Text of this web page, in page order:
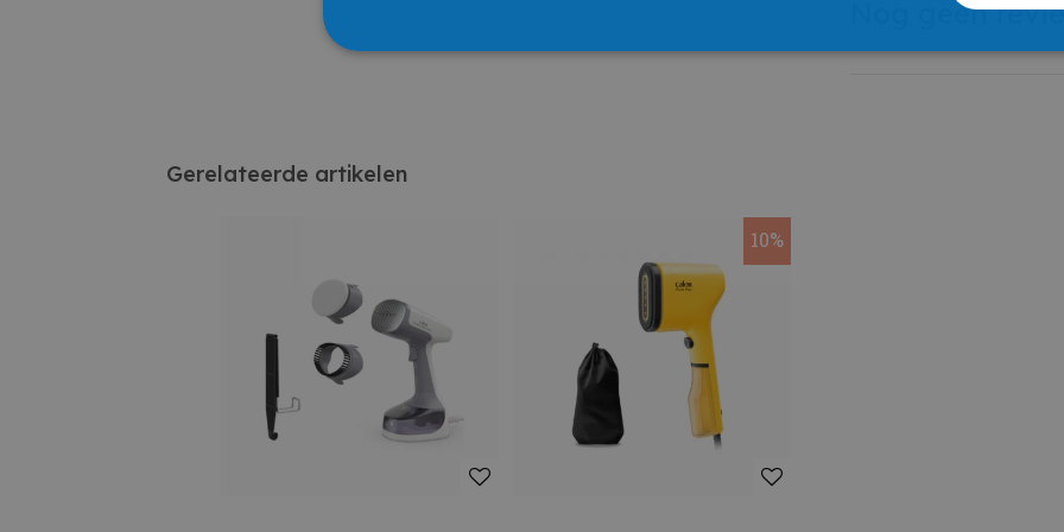
Nog geen
Gerelateerde artikelen
10%